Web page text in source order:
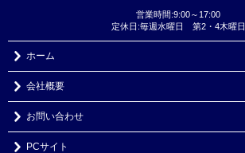
営業時間:9:00～17:00
定休日:毎週水曜日 第2・4木曜日
ホーム
会社概要
お問い合わせ
PCサイト